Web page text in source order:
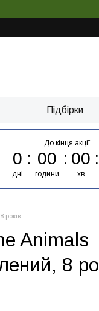
Підбірки
До кінця акції
0
дні
00
години
00
хв
років
Animals
8